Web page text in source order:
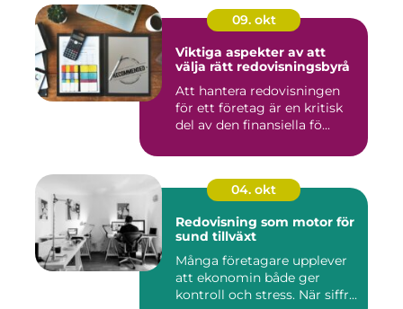
09. okt
Viktiga aspekter av att
välja rätt redovisningsbyrå
Att hantera redovisningen
för ett företag är en kritisk
del av den finansiella fö...
04. okt
Redovisning som motor för
sund tillväxt
Många företagare upplever
att ekonomin både ger
kontroll och stress. När siffr...